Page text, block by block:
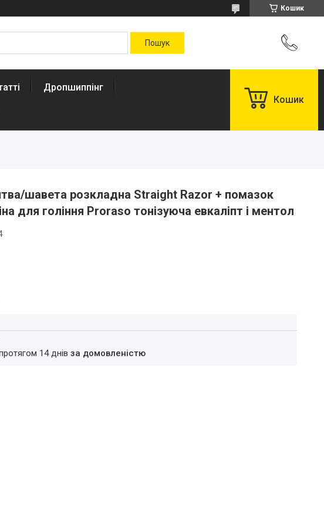
Кошик
Дропшиппінг
Кошик
шавета розкладна Straight Razor + помазок
для гоління Proraso тонізуюча евкаліпт і ментол
14 днівза домовленістю